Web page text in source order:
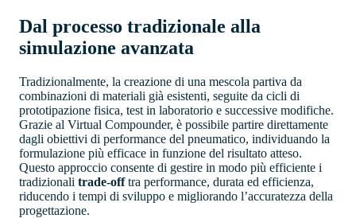
Dal processo tradizionale alla
simulazione avanzata
Tradizionalmente, la creazione di una mescola partiva da
combinazioni di materiali già esistenti, seguite da cicli di
prototipazione fisica, test in laboratorio e successive modifiche.
Grazie al Virtual Compounder, è possibile partire direttamente
dagli obiettivi di performance del pneumatico, individuando la
formulazione più efficace in funzione del risultato atteso.
Questo approccio consente di gestire in modo più efficiente i
tradizionali trade-offtra performance, durata ed efficienza,
riducendo i tempi di sviluppo e migliorando l’accuratezza della
progettazione.